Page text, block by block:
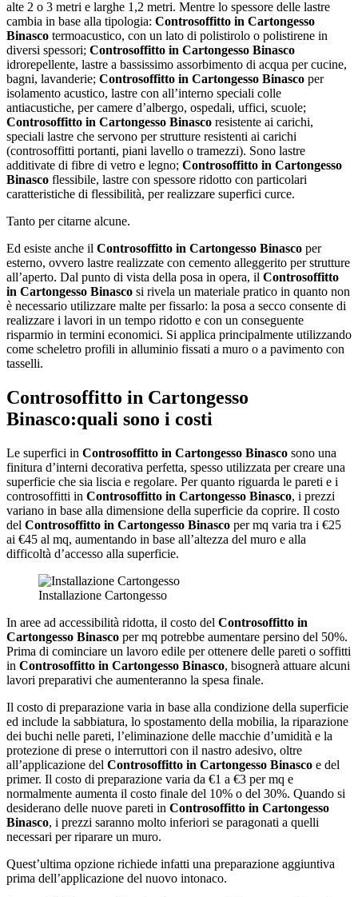
alte 2 o 3 metri e larghe 1,2 metri. Mentre lo spessore delle lastre
cambia in base alla tipologia: Controsoffitto in Cartongesso
Binasco termoacustico, con un lato di polistirolo o polistirene in
diversi spessori; Controsoffitto in Cartongesso Binasco
idrorepellente, lastre a bassissimo assorbimento di acqua per cucine,
bagni, lavanderie; Controsoffitto in Cartongesso Binasco per
isolamento acustico, lastre con all’interno speciali colle
antiacustiche, per camere d’albergo, ospedali, uffici, scuole;
Controsoffitto in Cartongesso Binasco resistente ai carichi,
speciali lastre che servono per strutture resistenti ai carichi
(controsoffitti portanti, piani lavello o tramezzi). Sono lastre
additivate di fibre di vetro e legno; Controsoffitto in Cartongesso
Binasco flessibile, lastre con spessore ridotto con particolari
caratteristiche di flessibilità, per realizzare superfici curce.
Tanto per citarne alcune.
Ed esiste anche il Controsoffitto in Cartongesso Binasco per
esterno, ovvero lastre realizzate con cemento alleggerito per strutture
all’aperto. Dal punto di vista della posa in opera, il Controsoffitto
in Cartongesso Binasco si rivela un materiale pratico in quanto non
è necessario utilizzare malte per fissarlo: la posa a secco consente di
realizzare i lavori in un tempo ridotto e con un conseguente
risparmio in termini economici. Si applica principalmente utilizzando
come scheletro profili in alluminio fissati a muro o a pavimento con
tasselli.
Controsoffitto in Cartongesso
Binasco:quali sono i costi
Le superfici in Controsoffitto in Cartongesso Binasco sono una
finitura d’interni decorativa perfetta, spesso utilizzata per creare una
superficie che sia liscia e regolare. Per quanto riguarda le pareti e i
controsoffitti in Controsoffitto in Cartongesso Binasco, i prezzi
variano in base alla dimensione della superficie da coprire. Il costo
del Controsoffitto in Cartongesso Binasco per mq varia tra i €25
ai €45 al mq, aumentando in base all’altezza del muro e alla
difficoltà d’accesso alla superficie.
Installazione Cartongesso
In aree ad accessibilità ridotta, il costo del Controsoffitto in
Cartongesso Binasco per mq potrebbe aumentare persino del 50%.
Prima di cominciare un lavoro edile per ottenere delle pareti o soffitti
in Controsoffitto in Cartongesso Binasco, bisognerà attuare alcuni
lavori preparativi che aumenteranno la spesa finale.
Il costo di preparazione varia in base alla condizione della superficie
ed include la sabbiatura, lo spostamento della mobilia, la riparazione
dei buchi nelle pareti, l’eliminazione delle macchie d’umidità e la
protezione di prese o interruttori con il nastro adesivo, oltre
all’applicazione del Controsoffitto in Cartongesso Binasco e del
primer. Il costo di preparazione varia da €1 a €3 per mq e
normalmente aumenta il costo finale del 10% o del 30%. Quando si
desiderano delle nuove pareti in Controsoffitto in Cartongesso
Binasco, i prezzi saranno molto inferiori se paragonati a quelli
necessari per riparare un muro.
Quest’ultima opzione richiede infatti una preparazione aggiuntiva
prima dell’applicazione del nuovo intonaco.